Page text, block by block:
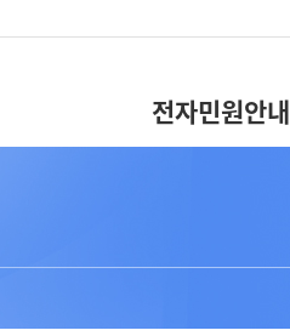
전자민원안내